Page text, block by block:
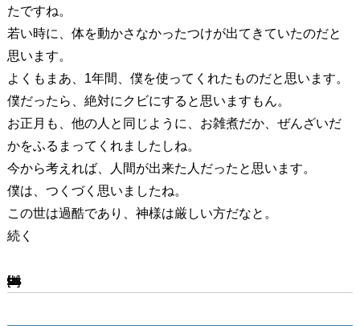
たですね。
若い時に、体を動かさなかったつけが出てきていたのだと
思います。
よくもまあ、1年間、僕を使ってくれたものだと思います。
僕だったら、絶対にクビにすると思いますもん。
お正月も、他の人と同じように、お雑煮だか、ぜんざいだ
かをふるまってくれましたしね。
今から考えれば、人間が出来た人だったと思います。
僕は、つくづく思いましたね。
この世は過酷であり、神様は厳しい方だなと。
続く
[ssba-buttons]